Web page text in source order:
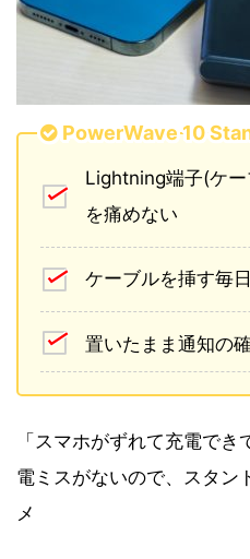
PowerWave 10
Lightning端子(ケー
を痛めない
ケーブルを挿す毎
置いたまま通知の
「スマホがずれて充電で
電ミスがないので、スタン
メ